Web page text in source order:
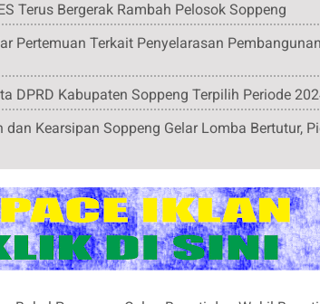
Terus Bergerak Rambah Pelosok Soppeng
Pertemuan Terkait Penyelarasan
DPRD Kabupaten Soppeng Terpilih Periode
dan Kearsipan Soppeng Gelar Lomba Bertutur,